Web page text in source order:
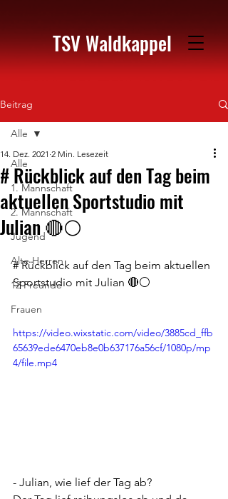
TSV Waldkappel
Beitrag
Alle
1. Mannschaft
2. Mannschaft
Jugend
Alte Herren
12 Freunde
Frauen
Alle
# Rückblick auf den Tag beim
aktuellen Sportstudio mit
Julian 🔴⚪️
14. Dez. 2021 2 Min. Lesezeit
# Rückblick auf den Tag beim aktuellen
Sportstudio mit Julian 🔴⚪️
https://video.wixstatic.com/video/3885cd_ffb
65639ede6470eb8e0b637176a56cf/1080p/mp
4/file.mp4
- Julian, wie lief der Tag ab?